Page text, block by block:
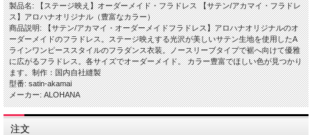
製品名: 【ステージ映え】オーダーメイド・フラドレス 【サテン/アカマイ・フラドレ
ス】アロハナオリジナル（豊富なカラー）
商品説明: 【サテン/アカマイ・オーダーメイドフラドレス】アロハナオリジナルのオ
ーダーメイドのフラドレス。ステージ映えする光沢が美しいサテン生地を使用したA
ラインワンピーススタイルのフラダンス衣装。ノースリーブタイプで裾へ向けて優雅
に広がるフラドレス。各サイズでオーダーメイド。 カラー豊富でほしい色が見つかり
ます。制作：国内自社縫製
型番: satin-akamai
メーカー: ALOHANA
注文